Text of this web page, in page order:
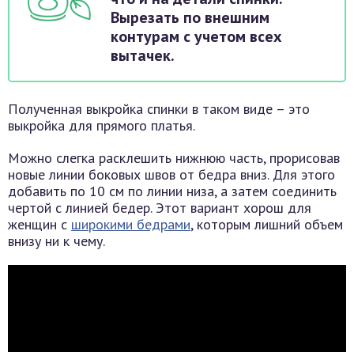
Вырезать по внешним
контурам с учетом всех
вытачек.
Полученная выкройка спинки в таком виде – это
выкройка для прямого платья.
Можно слегка расклешить нижнюю часть, прорисовав
новые линии боковых швов от бедра вниз. Для этого
добавить по 10 см по линии низа, а затем соединить
чертой с линией бедер. Этот вариант хорош для
женщин с широкими бедрами, которым лишний объем
внизу ни к чему.